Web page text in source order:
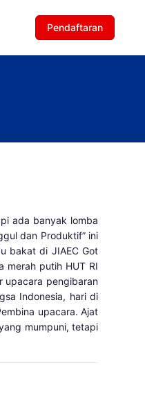
Pendaftaran
ada banyak lomba
dan Produktif” ini
bakat di JIAEC Got
merah putih HUT RI
upacara pengibaran
Indonesia, hari di
upacara. Ajat
mumpuni, tetapi